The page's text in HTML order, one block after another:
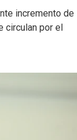
incremento de
por el